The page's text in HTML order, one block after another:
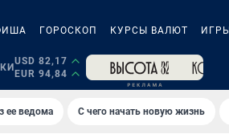
ГОРОСКОП КУРСЫ ВАЛЮТ ИГРЫ
USD 82,17
EUR 94,84
ее ведома С чего начать новую жизнь